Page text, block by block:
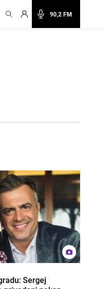
90,2 FM
Sergej